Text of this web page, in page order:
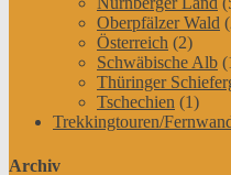
Oberpfälzer Wald
Österreich (2)
Schwäbische Alb
Thüringer
Tschechien (1)
Trekkingtouren/
Archiv